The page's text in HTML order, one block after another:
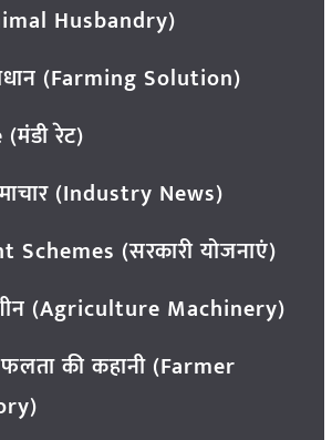
Husbandry)
(Farming Solution)
रेट)
(Industry News)
Schemes (सरकारी योजनाएं)
(Agriculture Machinery)
की कहानी (Farmer